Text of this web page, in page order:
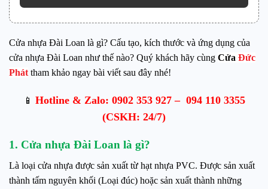
Cửa nhựa Đài Loan là gì? Cấu tạo, kích thước và ứng dụng của
cửa nhựa Đài Loan như thế nào? Quý khách hãy cùng Cửa Đức
Phát tham khảo ngay bài viết sau đây nhé!
📱 Hotline & Zalo: 0902 353 927– 094 110 3355
(CSKH: 24/7)
1. Cửa nhựa Đài Loan là gì?
Là loại cửa nhựa được sản xuất từ hạt nhựa PVC. Được sản xuất
thành tấm nguyên khối (Loại đúc) hoặc sản xuất thành những